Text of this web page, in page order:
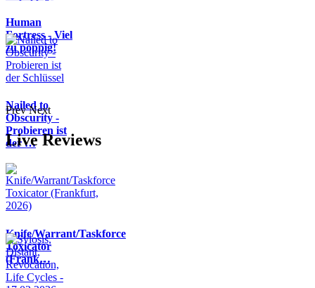
Human
Fortress - Viel
zu poppig!
Nailed to
Obscurity -
Probieren ist
der …
Prev Next
Live Reviews
Knife/Warrant/Taskforce
Toxicator
(Frank…